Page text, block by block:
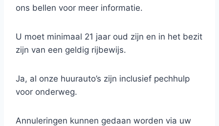
ons bellen voor meer informatie.
U moet minimaal 21 jaar oud zijn en in het bezit
zijn van een geldig rijbewijs.
Ja, al onze huurauto’s zijn inclusief pechhulp
voor onderweg.
Annuleringen kunnen gedaan worden via uw